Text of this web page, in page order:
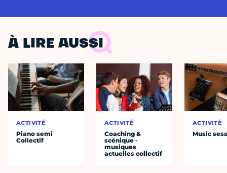
À LIRE AUSSI
ACTIVITÉ
Piano semi
Collectif
ACTIVITÉ
Coaching &
scénique -
musiques
actuelles collectif
ACTIVITÉ
Music